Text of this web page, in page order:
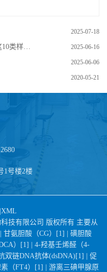
2025-07-18
何处理? 2025-06-16
2025-06-06
2020-05-21
1号楼2楼
XML
技有限公司 版权所有 主要从
甘氨胆酸（CG）[1] | 磺胆酸
）[1] | 4-羟基壬烯醛（4-
双链DNA抗体(dsDNA)[1] | 促
（FT4）[1] | 游离三碘甲腺原